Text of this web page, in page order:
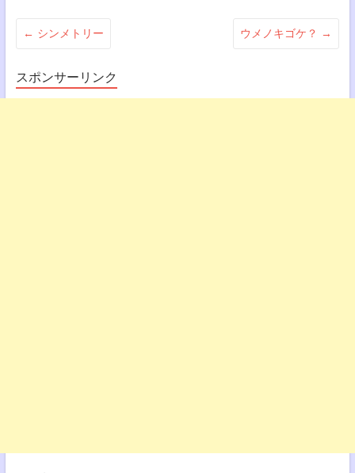
← シンメトリー ウメノキゴケ？ →
スポンサーリンク